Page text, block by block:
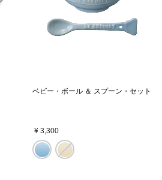
ベビー・ボール ＆ スプーン・セット
¥ 3,300